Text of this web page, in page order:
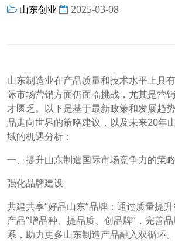
山东创业 2025-03-08
山东制造业在产品质量和技术水平上具
际市场营销方面仍面临挑战，尤其是营
才匮乏。以下是基于最新政策和发展趋
品走向世界的策略建议，以及未来20年
域的机遇分析：
一、提升山东制造国际市场竞争力的策略
强化品牌建设
共建共享“好品山东”品牌：通过质量提
产品“增品种、提品质、创品牌”，完善
系，助力更多山东制造产品融入双循环。